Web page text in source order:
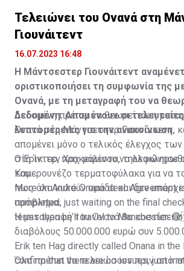
Τελειώνει του Ονανά στη
Γιουνάιτεντ
16.07.2023 16:48
Η Μάντσεστερ Γιουνάιτεντ
οριστικοποιήσει τη συμφωνία της
Ονανά, με τη μεταγραφή του να
δεδομένη. Απομένουν οι
λεπτομέρειες για την ανακοίνωση.
Δεδομένη πρέπει να θεωρείται η
Ονανά στη Μάντσεστερ Γιουνάιτεντ,
απομένει μόνο ο τελικός έλεγχος
στη Ίντερ, προκειμένου να
του.
Ο Έρικ τεν Χαχ μάλιστα, τηλεφώνησε
Καμερουνέζο τερματοφύλακα για να
πως όλα κυλούν ομάδα και δεν
πρόβλημα.
More on André Onana deal. Agreement
completed, just waiting on the final
terms then he’ll travel to Manchester.
Erik ten Hag directly called Onana in
confirm that there are no issues, just
Η μεταγραφή του Ονανά θα κοστίσει
διαβόλους 50.000.000 ευρώ συν
Όλα πρέπει να τελειώσουν πριν από